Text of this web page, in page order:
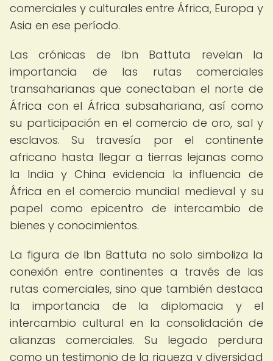
comerciales y culturales entre África, Europa y
Asia en ese período.
Las crónicas de Ibn Battuta revelan la
importancia de las rutas comerciales
transaharianas que conectaban el norte de
África con el África subsahariana, así como
su participación en el comercio de oro, sal y
esclavos. Su travesía por el continente
africano hasta llegar a tierras lejanas como
la India y China evidencia la influencia de
África en el comercio mundial medieval y su
papel como epicentro de intercambio de
bienes y conocimientos.
La figura de Ibn Battuta no solo simboliza la
conexión entre continentes a través de las
rutas comerciales, sino que también destaca
la importancia de la diplomacia y el
intercambio cultural en la consolidación de
alianzas comerciales. Su legado perdura
como un testimonio de la riqueza y diversidad